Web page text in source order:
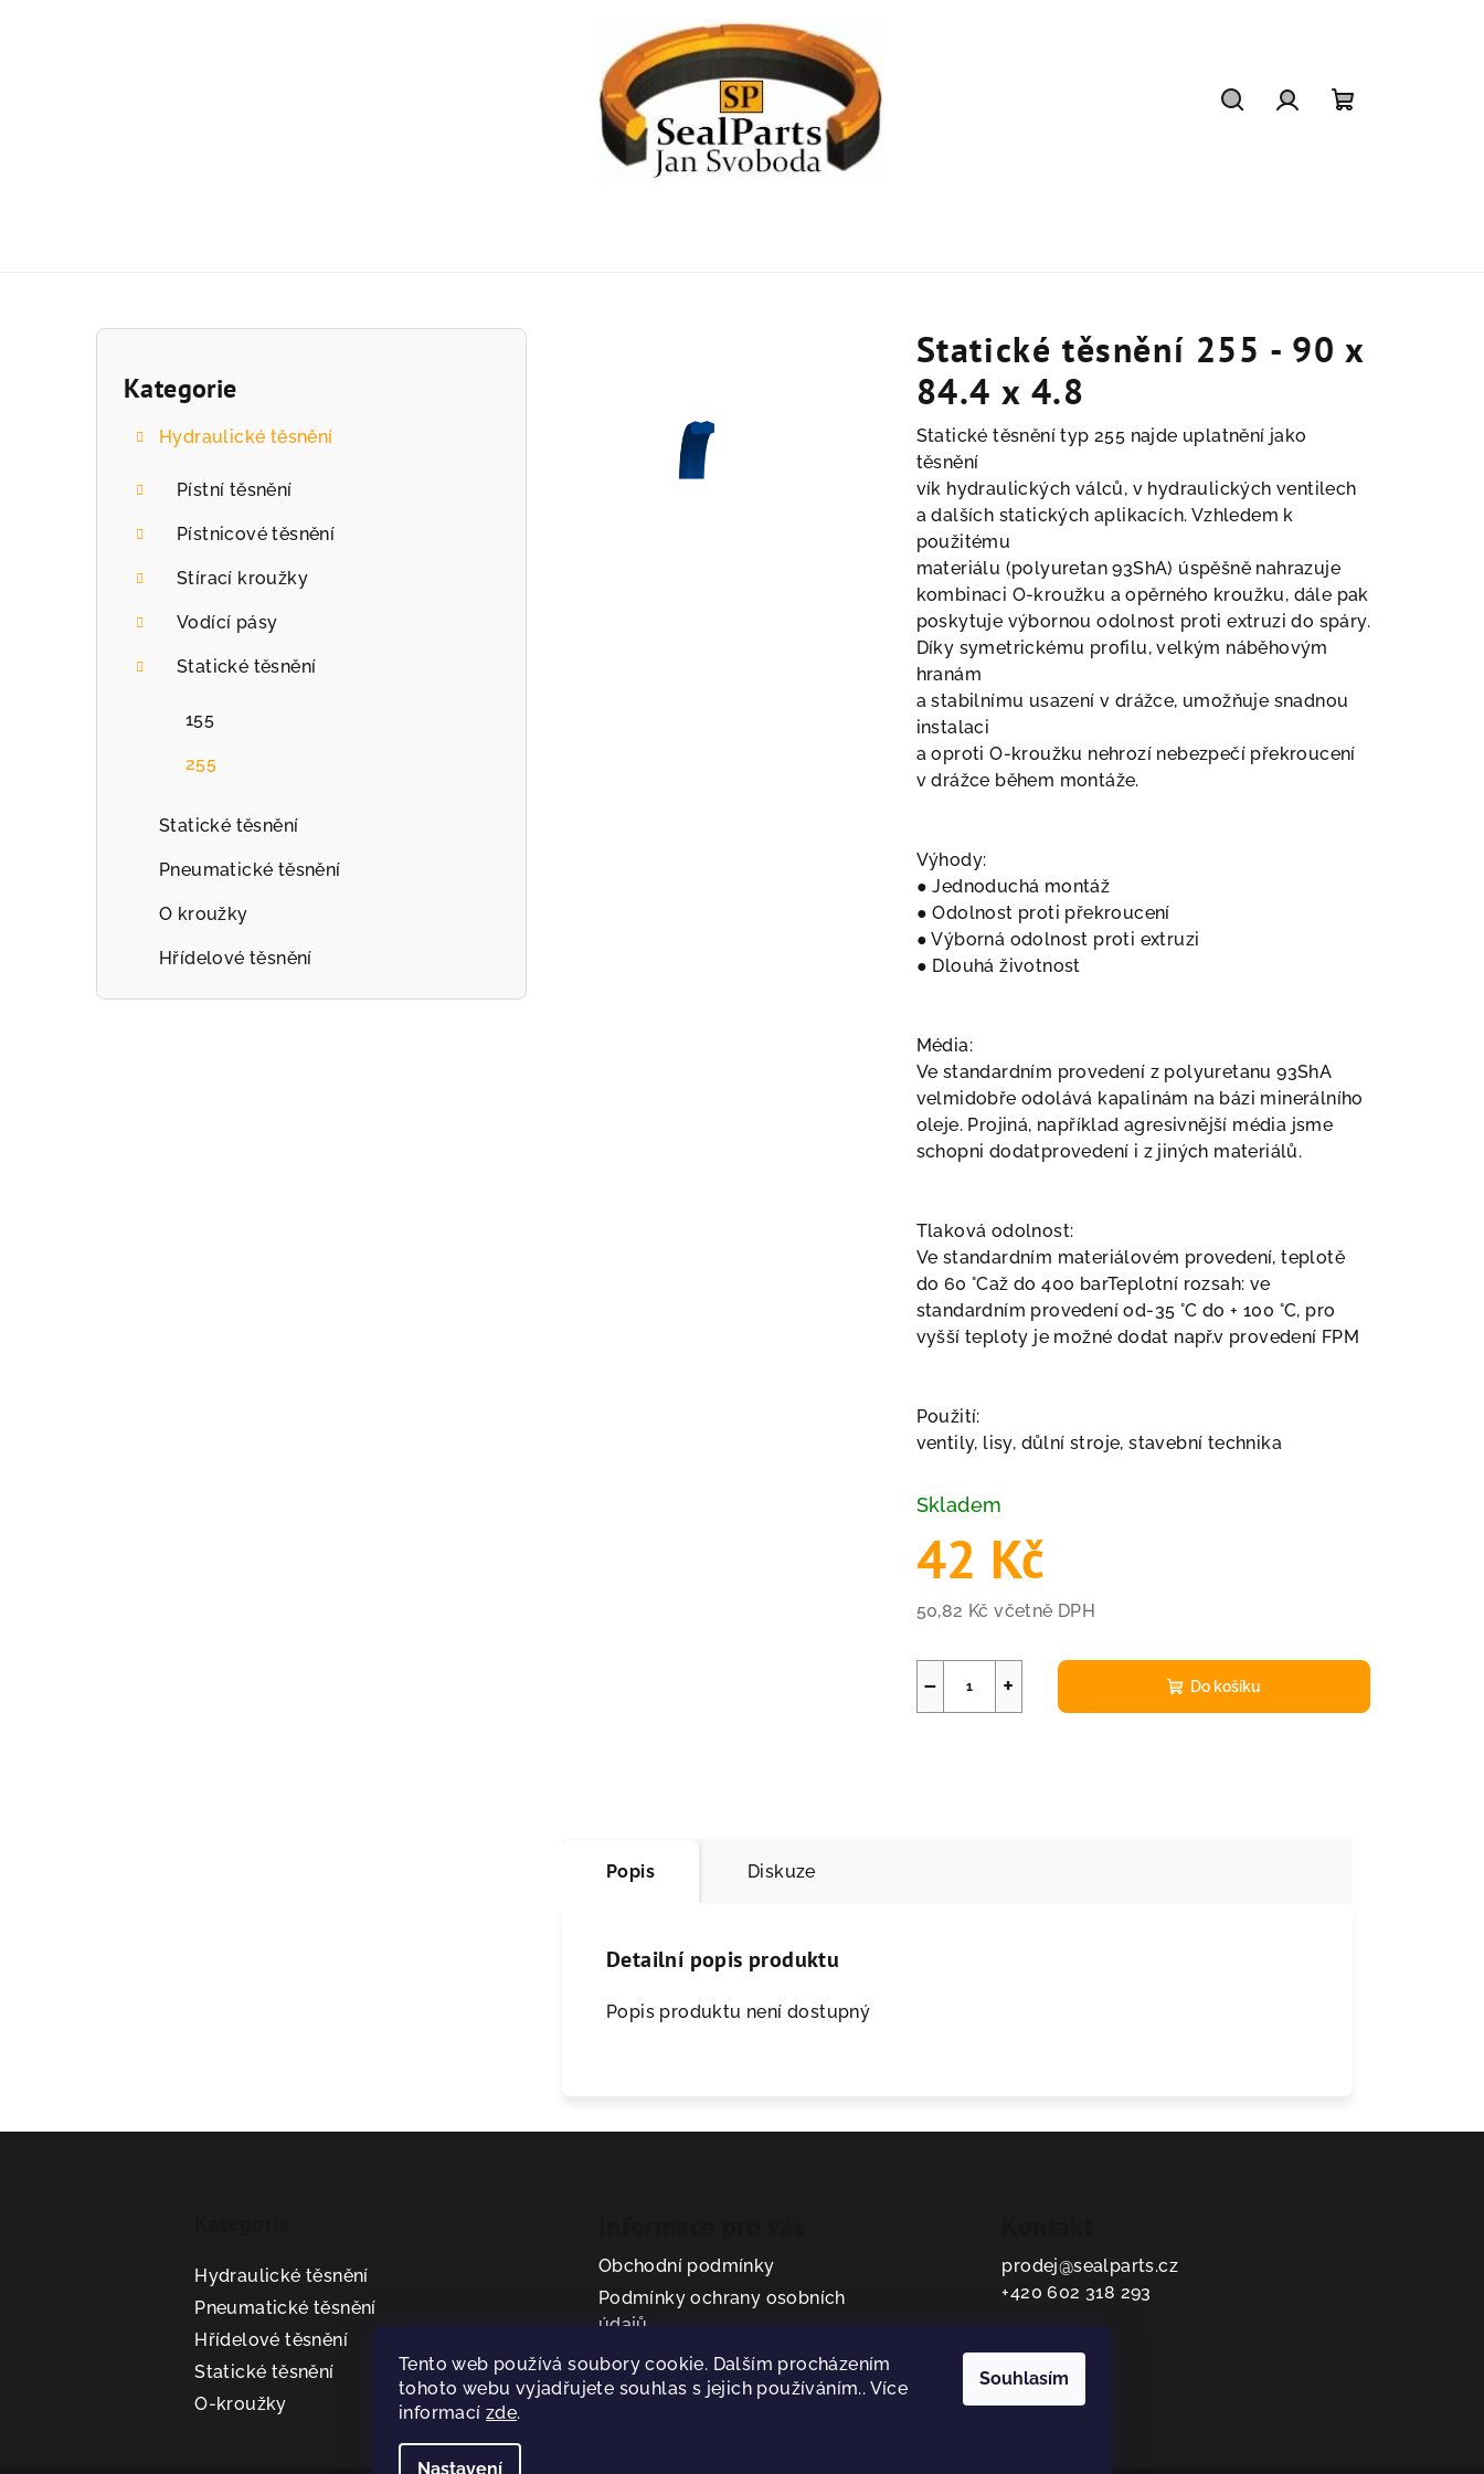
Tento web používá soubory cookie. Dalším procházením
tohoto webu vyjadřujete souhlas s jejich používáním.. Více
informacízde.
Nastavení
Souhlasím
P
Přeskočit
Kategorie
Hydraulické těsnění
Pístní těsnění
Pístnicové těsnění
Stírací kroužky
Vodící pásy
Statické těsnění
155
255
Statické těsnění
Pneumatické těsnění
O kroužky
Hřídelové těsnění
Statické těsnění 255 - 90 x
84.4 x 4.8
Statické těsnění typ 255 najde uplatnění jako
těsnění
vík hydraulických válců, v hydraulických ventilech
a dalších statických aplikacích. Vzhledem k
použitému
materiálu (polyuretan 93ShA) úspěšně nahrazuje
kombinaci O-kroužku a opěrného kroužku, dále pak
poskytuje výbornou odolnost proti extruzi do spáry.
Díky symetrickému profilu, velkým náběhovým
hranám
a stabilnímu usazení v drážce, umožňuje snadnou
instalaci
a oproti O-kroužku nehrozí nebezpečí překroucení
v drážce během montáže.
Výhody:
● Jednoduchá montáž
● Odolnost proti překroucení
● Výborná odolnost proti extruzi
● Dlouhá životnost
Média:
Ve standardním provedení z polyuretanu 93ShA
velmidobře odolává kapalinám na bázi minerálního
oleje. Projiná, například agresivnější média jsme
schopni dodatprovedení i z jiných materiálů.
Tlaková odolnost:
Ve standardním materiálovém provedení, teplotě
do 60 °Caž do 400 barTeplotní rozsah: ve
standardním provedení od-35 °C do + 100 °C, pro
vyšší teploty je možné dodat např.v provedení FPM
Použití:
ventily, lisy, důlní stroje, stavební technika
Skladem
42 Kč
50,82 Kč včetně DPH
cena:
+
− Do košíku
Popis Diskuze
Detailní popis produktu
Popis produktu není dostupný
Hydraulické těsnění
Pneumatické těsnění
Hřídelové těsnění
Statické těsnění
O-kroužky
Obchodní podmínky
Podmínky ochrany osobních
údajů
prodej@sealparts.cz
+420 602 318 293